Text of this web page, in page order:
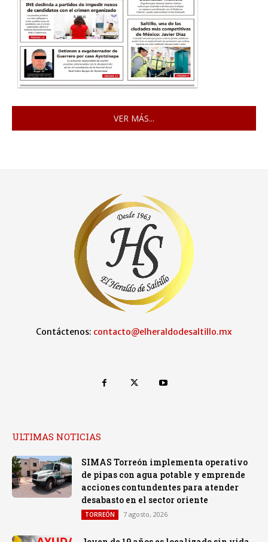
VER MÁS...
Contáctenos: contacto@elheraldodesaltillo.mx
ULTIMAS NOTICIAS
SIMAS Torreón implementa operativo
de pipas con agua potable y emprende
acciones contundentes para atender
desabasto en el sector oriente
TORREÓN 7 agosto, 2026